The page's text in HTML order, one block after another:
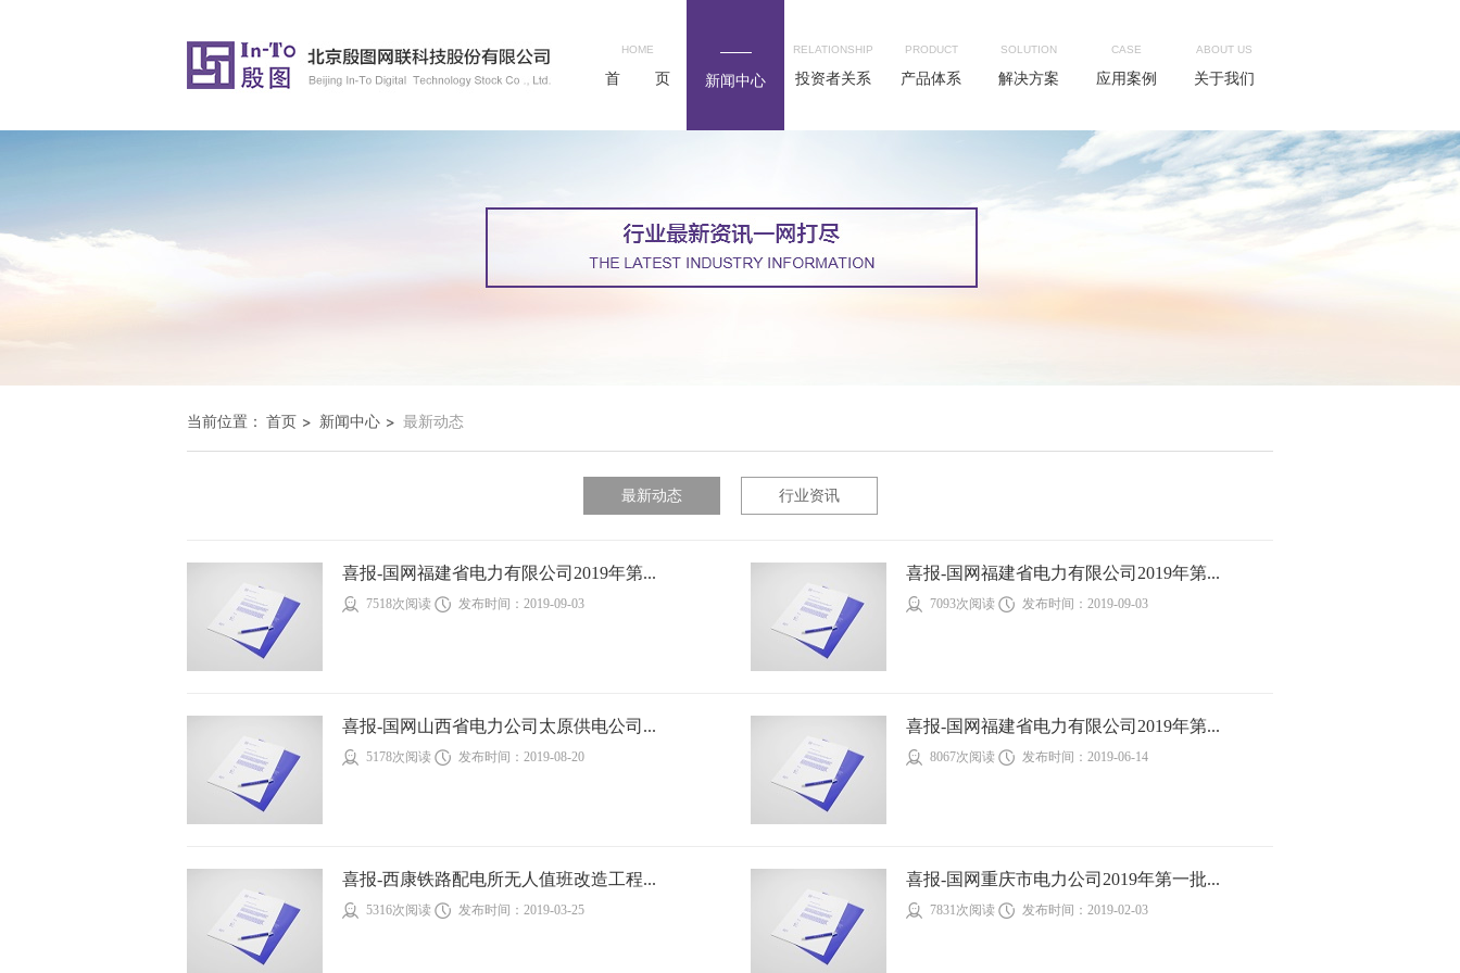
HOME
首 页 新闻中心
RELATIONSHIP
投资者关系
PRODUCT
产品体系
SOLUTION
解决方案
CASE
应用案例
ABOUT US
关于我们
当前位置： 首页 新闻中心 最新动态
最新动态 行业资讯
喜报-国网福建省电力有限公司2019年第...
7518次阅读 发布时间：2019-09-03
喜报-国网福建省电力有限公司2019年第...
7093次阅读 发布时间：2019-09-03
喜报-国网山西省电力公司太原供电公司...
5178次阅读 发布时间：2019-08-20
喜报-国网福建省电力有限公司2019年第...
8067次阅读 发布时间：2019-06-14
喜报-西康铁路配电所无人值班改造工程...
5316次阅读 发布时间：2019-03-25
喜报-国网重庆市电力公司2019年第一批...
7831次阅读 发布时间：2019-02-03